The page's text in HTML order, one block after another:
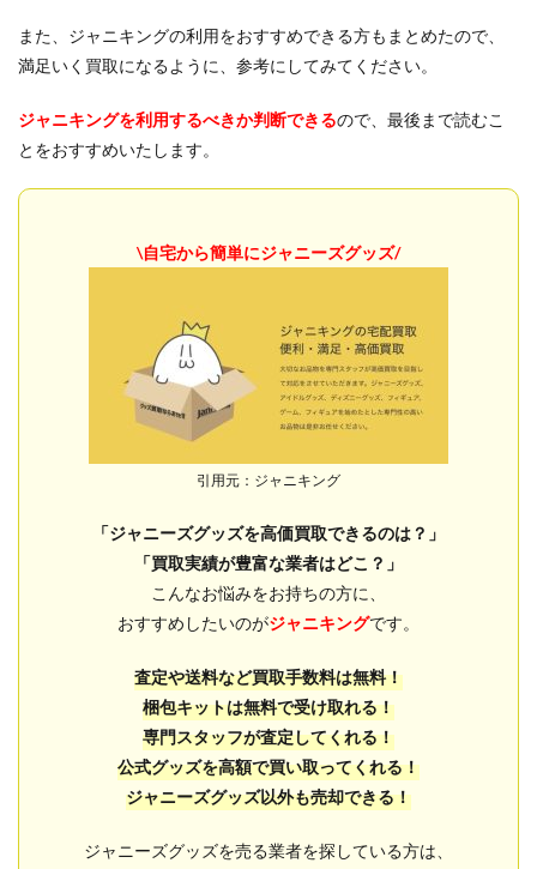
また、ジャニキングの利用をおすすめできる方もまとめたので、
満足いく買取になるように、参考にしてみてください。
ジャニキングを利用するべきか判断できるので、最後まで読むこ
とをおすすめいたします。
\自宅から簡単にジャニーズグッズ/
引用元：ジャニキング
「ジャニーズグッズを高価買取できるのは？」
「買取実績が豊富な業者はどこ？」
こんなお悩みをお持ちの方に、
おすすめしたいのがジャニキングです。
査定や送料など買取手数料は無料！
梱包キットは無料で受け取れる！
専門スタッフが査定してくれる！
公式グッズを高額で買い取ってくれる！
ジャニーズグッズ以外も売却できる！
ジャニーズグッズを売る業者を探している方は、